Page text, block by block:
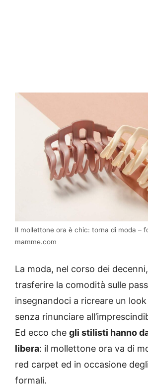
Il mollettone ora è chic: torna di moda –
mamme.com
La moda, nel corso dei
trasferire la comodità sulle
insegnandoci a ricreare un
senza rinunciare
Ed ecco che gli stilisti hanno
libera: il mollettone ora va di
red carpet ed in occasione
formali.